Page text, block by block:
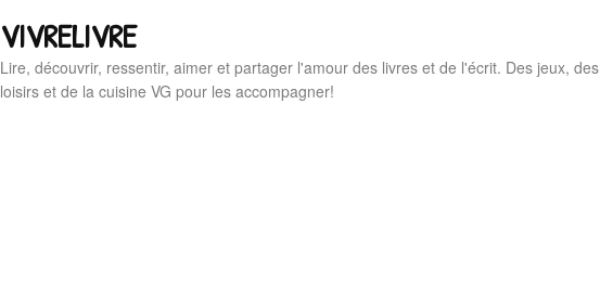
VIVRELIVRE
Lire, découvrir, ressentir, aimer et partager l'amour des livres et de l'écrit. Des jeux, des
loisirs et de la cuisine VG pour les accompagner!